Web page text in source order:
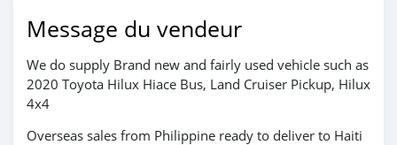
Message du vendeur
We do supply Brand new and fairly used vehicle such as
2020 Toyota Hilux Hiace Bus, Land Cruiser Pickup, Hilux
4x4
Overseas sales from Philippine ready to deliver to Haiti